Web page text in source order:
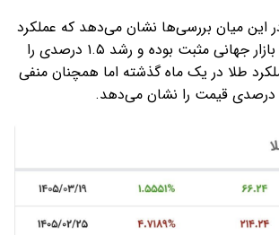
این میان بررسی‌ها نشان می‌دهد که عملکرد
یک هفته‌ای طلا در بازار جهانی مثبت بوده و رشد ۱.۵ درصدی را
طلا در یک ماه گذشته اما همچنان منفی